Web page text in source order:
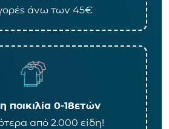
άνω των 45€
ποικιλία 0-18ετών
από 2.000 είδη!